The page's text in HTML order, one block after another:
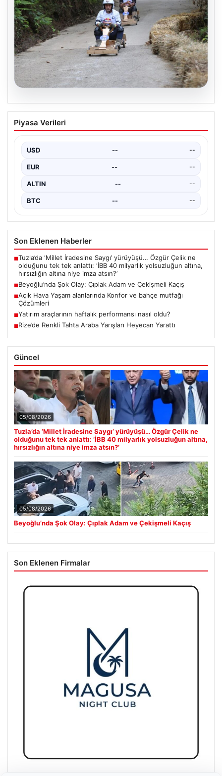
Rize’de Renkli Tahta Araba Yarışları
Heyecan Yarattı
geleneksel hale gelen 16. Red Bull Formulaz Tahta…
Piyasa Verileri
USD -- --
EUR -- --
ALTIN -- --
BTC -- --
Son Eklenen Haberler
■Tuzla’da ‘Millet İradesine Saygı’ yürüyüşü… Özgür Çelik ne
olduğunu tek tek anlattı: ‘İBB 40 milyarlık yolsuzluğun altına,
hırsızlığın altına niye imza atsın?’
■Beyoğlu’nda Şok Olay: Çıplak Adam ve Çekişmeli Kaçış
■Açık Hava Yaşam alanlarında Konfor ve bahçe mutfağı
Çözümleri
■Yatırım araçlarının haftalık performansı nasıl oldu?
■Rize’de Renkli Tahta Araba Yarışları Heyecan Yarattı
Güncel
05/08/2026
Tuzla’da ‘Millet İradesine Saygı’ yürüyüşü… Özgür Çelik ne
olduğunu tek tek anlattı: ‘İBB 40 milyarlık yolsuzluğun altına,
hırsızlığın altına niye imza atsın?’
05/08/2026
Beyoğlu’nda Şok Olay: Çıplak Adam ve Çekişmeli Kaçış
Son Eklenen Firmalar